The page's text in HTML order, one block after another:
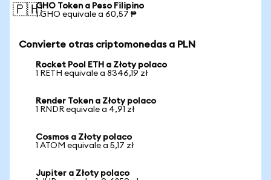
🇵🇭GHO Token a Peso Filipino
1 GHO equivale a 60,57 ₱
Convierte otras criptomonedas a PLN
Rocket Pool ETH a Złoty polaco
1 RETH equivale a 8346,19 zł
Render Token a Złoty polaco
1 RNDR equivale a 4,91 zł
Cosmos a Złoty polaco
1 ATOM equivale a 5,17 zł
Jupiter a Złoty polaco